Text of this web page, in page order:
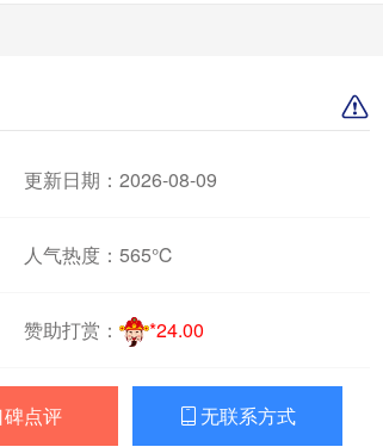
更新日期：2026-08-09
人气热度： 565℃
赞助打赏： *24.00
碑点评  无联系方式